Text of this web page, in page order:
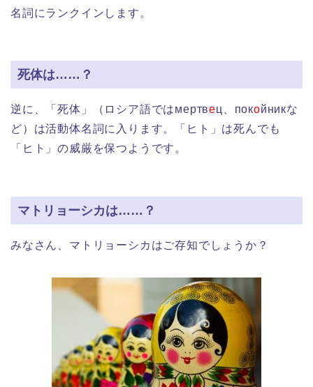
名詞にランクインします。
死体は……？
逆に、「死体」（ロシア語ではмертвец、покойникな
ど）は活動体名詞に入ります。「ヒト」は死んでも
「ヒト」の威厳を保つようです。
マトリョーシカは……？
みなさん、マトリョーシカはご存知でしょうか？